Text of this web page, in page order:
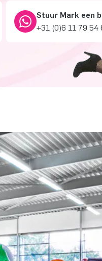
Stuur Mark een
+31 (0)6 11 79 54